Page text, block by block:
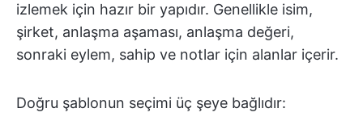
izlemek için hazır bir yapıdır. Genellikle isim,
şirket, anlaşma aşaması, anlaşma değeri,
sonraki eylem, sahip ve notlar için alanlar içerir.
Doğru şablonun seçimi üç şeye bağlıdır: